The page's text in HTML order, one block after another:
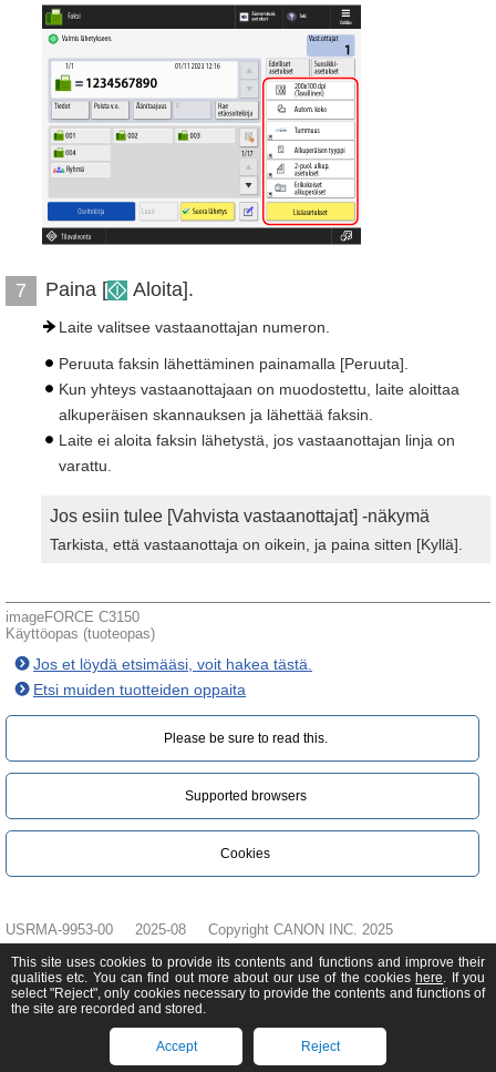
7 Paina [ Aloita].
Laite valitsee vastaanottajan numeron.
Peruuta faksin lähettäminen painamalla [Peruuta].
Kun yhteys vastaanottajaan on muodostettu, laite aloittaa
alkuperäisen skannauksen ja lähettää faksin.
Laite ei aloita faksin lähetystä, jos vastaanottajan linja on
varattu.
Jos esiin tulee [Vahvista vastaanottajat] -näkymä
Tarkista, että vastaanottaja on oikein, ja paina sitten [Kyllä].
imageFORCE C3150
Käyttöopas (tuoteopas)
Jos et löydä etsimääsi, voit hakea tästä.
Etsi muiden tuotteiden oppaita
Please be sure to read this.‎
Supported browsers
Cookies
USRMA-9953-00 2025-08 Copyright CANON INC. 2025
This site uses cookies to provide its contents and functions and improve their
qualities etc. You can find out more about our use of the cookies here. If you
select "Reject", only cookies necessary to provide the contents and functions of
the site are recorded and stored.
Accept Reject